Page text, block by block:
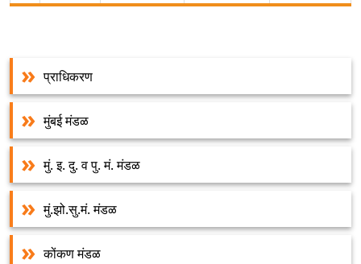
प्राधिकरण
मुंबई मंडळ
मुं. इ. दु. व पु. मं. मंडळ
मुं.झो.सु.मं. मंडळ
कोंकण मंडळ